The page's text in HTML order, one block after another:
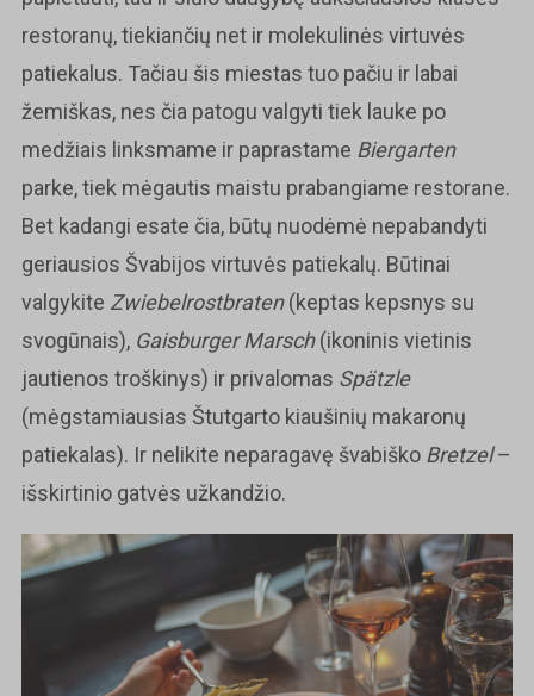
restoranų, tiekiančių net ir molekulinės virtuvės
patiekalus. Tačiau šis miestas tuo pačiu ir labai
žemiškas, nes čia patogu valgyti tiek lauke po
medžiais linksmame ir paprastame Biergarten
parke, tiek mėgautis maistu prabangiame restorane.
Bet kadangi esate čia, būtų nuodėmė nepabandyti
geriausios Švabijos virtuvės patiekalų. Būtinai
valgykite Zwiebelrostbraten(keptas kepsnys su
svogūnais), Gaisburger Marsch(ikoninis vietinis
jautienos troškinys) ir privalomas Spätzle
(mėgstamiausias Štutgarto kiaušinių makaronų
patiekalas). Ir nelikite neparagavę švabiško Bretzel–
išskirtinio gatvės užkandžio.